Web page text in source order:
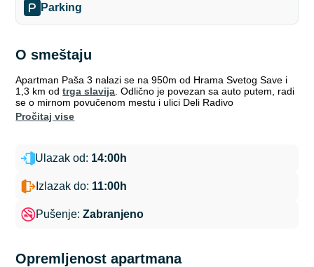
Parking
O smeštaju
Apartman Paša 3 nalazi se na 950m od Hrama Svetog Save i
1,3 km odtrga slavija . Odlično je povezan sa auto putem, radi
se o mirnom povučenom mestu i ulici Deli Radivo
pročitaj vise
Ulazak od: 14:00h
Izlazak do: 11:00h
Pušenje:Zabranjeno
Opremljenost apartmana